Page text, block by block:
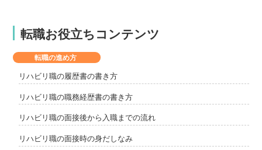
転職お役立ちコンテンツ
転職の進め方
リハビリ職の履歴書の書き方
リハビリ職の職務経歴書の書き方
リハビリ職の面接後から入職までの流れ
リハビリ職の面接時の身だしなみ